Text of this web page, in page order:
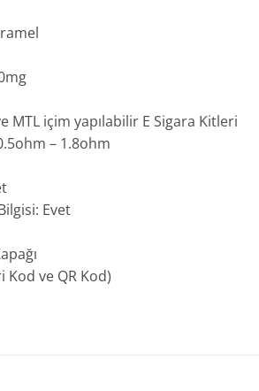
MTL içim yapılabilir E Sigara Kitleri
– 1.8ohm
Evet
ve QR Kod)